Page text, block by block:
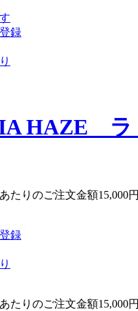
録
たりのご注文金額15,000円
録
たりのご注文金額15,000円